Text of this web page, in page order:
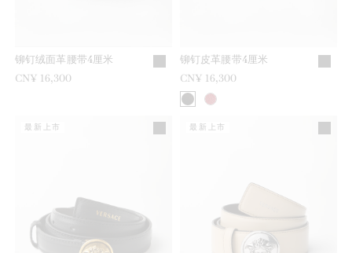
铆钉绒面革腰带4厘米
CN¥ 16,300
铆钉皮革腰带4厘米
CN¥ 16,300
最新上市 最新上市